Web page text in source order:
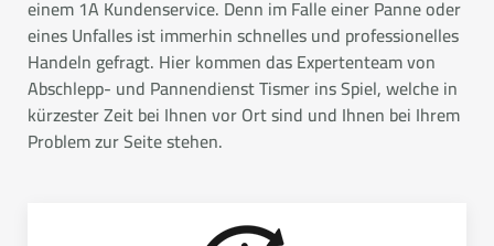
einem 1A Kundenservice. Denn im Falle einer Panne oder
eines Unfalles ist immerhin schnelles und professionelles
Handeln gefragt. Hier kommen das Expertenteam von
Abschlepp- und Pannendienst Tismer ins Spiel, welche in
kürzester Zeit bei Ihnen vor Ort sind und Ihnen bei Ihrem
Problem zur Seite stehen.